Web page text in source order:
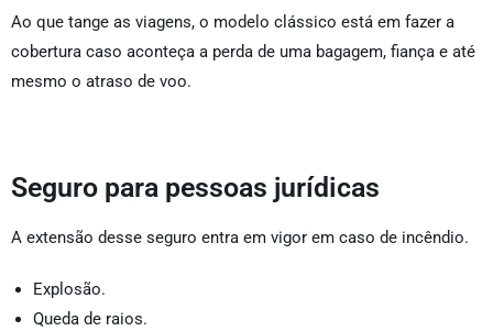
Ao que tange as viagens, o modelo clássico está em fazer a
cobertura caso aconteça a perda de uma bagagem, fiança e até
mesmo o atraso de voo.
Seguro para pessoas jurídicas
A extensão desse seguro entra em vigor em caso de incêndio.
Explosão.
Queda de raios.